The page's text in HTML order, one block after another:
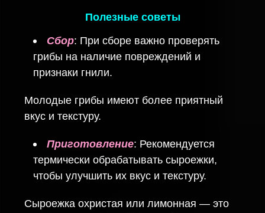
Полезные советы
Сбор: При сборе важно проверять
грибы на наличие повреждений и
признаки гнили.
Молодые грибы имеют более приятный
вкус и текстуру.
Приготовление: Рекомендуется
термически обрабатывать сыроежки,
чтобы улучшить их вкус и текстуру.
Сыроежка охристая или лимонная — это